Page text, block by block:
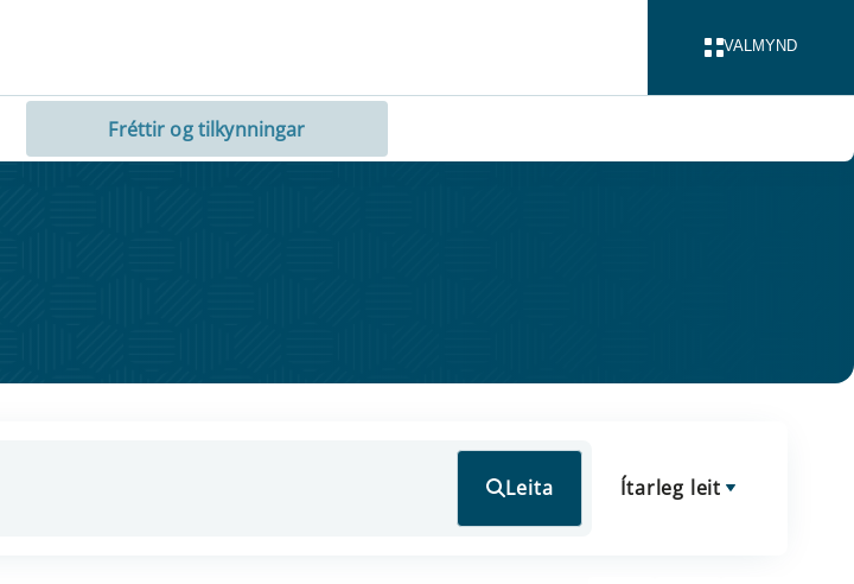
VALMYND
Fréttir og tilkynningar
Leita Ítarleg leit